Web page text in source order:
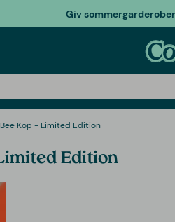
Giv
Kop - Limited Edition
Edition